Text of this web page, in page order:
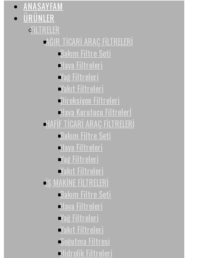
ANASAYFAM
ÜRÜNLER
FİLTRELER
AĞIR TİCARİ ARAÇ FİLTRELERİ
Bakım Filtre Seti
Hava Filtreleri
Yağ Filtreleri
Yakıt Filtreleri
Direksiyon Filtreleri
Hava Kurutucu Filtrelerİ
HAFİF TİCARİ ARAÇ FİLTRELERİ
Bakım Filtre Seti
Hava Filtreleri
Yağ Filtreleri
Yakıt Filtreleri
İŞ MAKİNE FİLTRELERİ
Bakım Filtre Seti
Hava Filtreleri
Yağ Filtreleri
Yakıt Filtreleri
Soğutma Filtresi
Hidrolik Filtreleri